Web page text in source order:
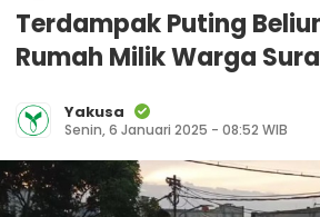
Terdampak Puting
Rumah Milik Warga
Yakusa
Senin, 6 Januari 2025 - 08:52 WIB